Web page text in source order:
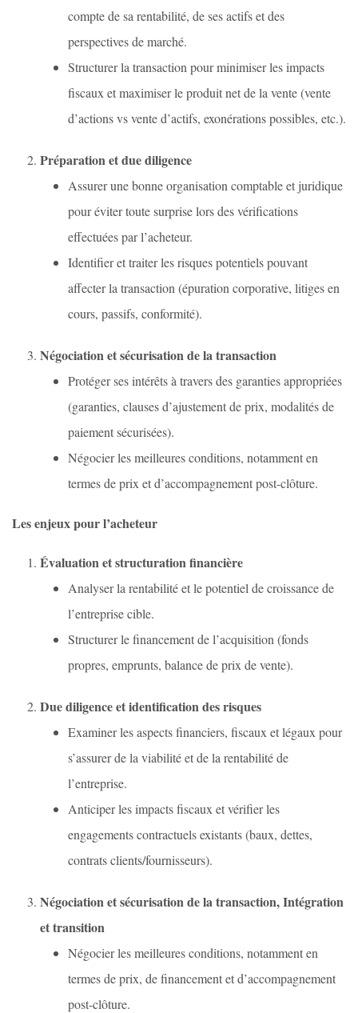
compte de sa rentabilité, de ses actifs et des
perspectives de marché.
Structurer la transaction pour minimiser les impacts
fiscaux et maximiser le produit net de la vente (vente
d’actions vs vente d’actifs, exonérations possibles, etc.).
Préparation et due diligence
Assurer une bonne organisation comptable et juridique
pour éviter toute surprise lors des vérifications
effectuées par l’acheteur.
Identifier et traiter les risques potentiels pouvant
affecter la transaction (épuration corporative, litiges en
cours, passifs, conformité).
Négociation et sécurisation de la transaction
Protéger ses intérêts à travers des garanties appropriées
(garanties, clauses d’ajustement de prix, modalités de
paiement sécurisées).
Négocier les meilleures conditions, notamment en
termes de prix et d’accompagnement post-clôture.
Les enjeux pour l’acheteur
Évaluation et structuration financière
Analyser la rentabilité et le potentiel de croissance de
l’entreprise cible.
Structurer le financement de l’acquisition (fonds
propres, emprunts, balance de prix de vente).
Due diligence et identification des risques
Examiner les aspects financiers, fiscaux et légaux pour
s’assurer de la viabilité et de la rentabilité de
l’entreprise.
Anticiper les impacts fiscaux et vérifier les
engagements contractuels existants (baux, dettes,
contrats clients/fournisseurs).
Négociation et sécurisation de la transaction, Intégration
et transition
Négocier les meilleures conditions, notamment en
termes de prix, de financement et d’accompagnement
post-clôture.